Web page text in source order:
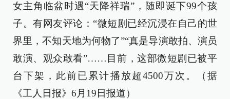
女主角临盆时遇“天降祥瑞”，随即诞下99个孩
子。有网友评论：“微短剧已经沉浸在自己的世
界里，不知天地为何物了”“真是导演敢拍、演员
敢演、观众敢看”……目前，这部微短剧已被平
台下架，此前已累计播放超4500万次。（据
《工人日报》6月19日报道）